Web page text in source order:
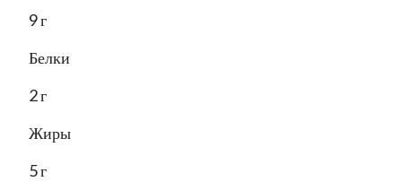
9 г
Белки
2 г
Жиры
5 г